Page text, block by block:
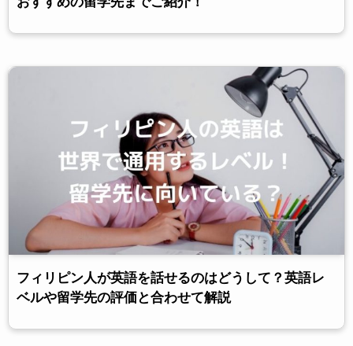
フィリピン人が英語を話せるのはどうして？英語レ
ベルや留学先の評価と合わせて解説